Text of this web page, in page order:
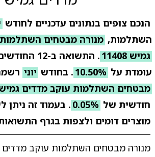
הנכם צופים בנתונים עדכניים לחודש
השתלמות, מנורה מבטחים
גמיש 11408
. התשואה ב-
עומדת על 10.50% . בחודש יוני
מבטחים השתלמות עוקב מדדים
חודשית של 0.05% . בעמוד זה ניתן
מוצרים דומים ולצפות בגרף
מנורה מבטחים השתלמות עוקב